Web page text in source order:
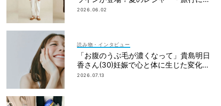
おすすめ
2026.06.02
読み物・インタビュー
「お腹のうぶ毛が濃くなって」貴島明日
香さん(30)妊娠で心と体に生じた変化も
「愛しいです」
2026.07.13